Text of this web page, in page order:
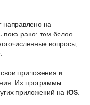
направлено на
пока рано: тем более
вопросы,
приложения и
Их программы
приложений на iOS